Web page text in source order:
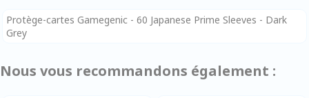
Protège-cartes Gamegenic - 60 Japanese Prime Sleeves - Dark
Grey
Nous vous recommandons également :